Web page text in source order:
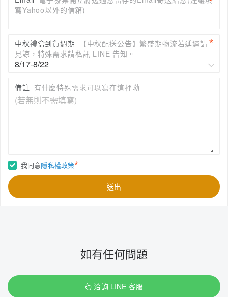
寫Yahoo以外的信箱)
中秋禮盒到貨週期
【中秋配送公告】繁盛期物流若延遲請
見諒，特殊需求請私訊 LINE 告知。
備註 有什麼特殊需求可以寫在這裡呦
我同意隱私權政策*
送出
如有任何問題
洽詢 LINE 客服